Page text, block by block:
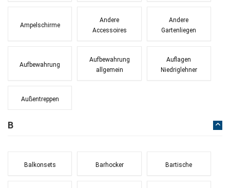
Ampelschirme
Andere
Accessoires
Andere
Gartenliegen
Aufbewahrung
Aufbewahrung
allgemein
Auflagen
Niedriglehner
Außentreppen
B
Balkonsets Barhocker Bartische